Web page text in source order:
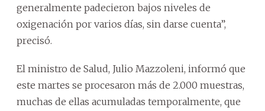
generalmente padecieron bajos niveles de
oxigenación por varios días, sin darse cuenta”,
precisó.
El ministro de Salud, Julio Mazzoleni, informó que
este martes se procesaron más de 2.000 muestras,
muchas de ellas acumuladas temporalmente, que